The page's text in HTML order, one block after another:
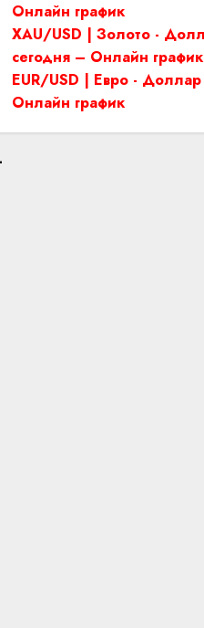
Онлайн график
XAU/USD | Золото -
сегодня – Онлайн график
EUR/USD | Евро -
Онлайн график